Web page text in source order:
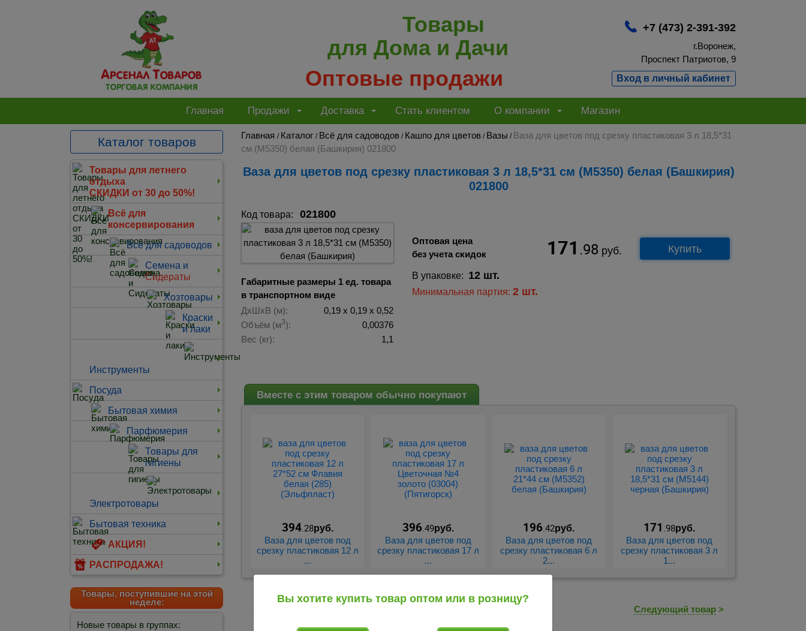
Товары
для Дома и Дачи
Оптовые продажи
+7 (473) 2-391-392
г.Воронеж,
Проспект Патриотов, 9
Вход в личный кабинет
Главная Продажи Доставка Стать клиентом О компании Магазин
Каталог товаров
Товары для летнего
отдыха
СКИДКИ от 30 до 50%!
Всё для
консервирования
Всё для садоводов
Семена и
Сидераты
Хозтовары
Краски
и лаки
Инструменты
Посуда
Бытовая химия
Парфюмерия
Товары для
гигиены
Электротовары
Бытовая техника
АКЦИЯ!
РАСПРОДАЖА!
Товары, поступившие на этой
неделе:
Новые товары в группах:
Главная / Каталог / Всё для садоводов / Кашпо для цветов / Вазы / Ваза для цветов под срезку пластиковая 3 л 18,5*31
см (М5350) белая (Башкирия) 021800
Ваза для цветов под срезку пластиковая 3 л 18,5*31 см (М5350) белая (Башкирия)
021800
Код товара: 021800
Габаритные размеры 1 ед. товара
в транспортном виде
ДхШхВ (м):
0,19 х 0,19 х 0,52
Объём (м3):
0,00376
Вес (кг):
1,1
Оптовая цена
без учета скидок
171 .98 руб. Купить
В упаковке: 12 шт.
Минимальная партия: 2 шт.
Вместе с этим товаром обычно покупают
394.28руб.
Ваза для цветов под
срезку пластиковая 12 л
...
396.49руб.
Ваза для цветов под
срезку пластиковая 17 л
...
196.42руб.
Ваза для цветов под
срезку пластиковая 6 л
2...
171 .98руб.
Ваза для цветов под
срезку пластиковая 3 л
1...
< Следующий товар >
Вы хотите купить товар оптом или в розницу?